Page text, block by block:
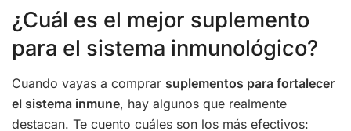
¿Cuál es el mejor suplemento
para el sistema inmunológico?
Cuando vayas a comprar suplementos para fortalecer
el sistema inmune, hay algunos que realmente
destacan. Te cuento cuáles son los más efectivos: